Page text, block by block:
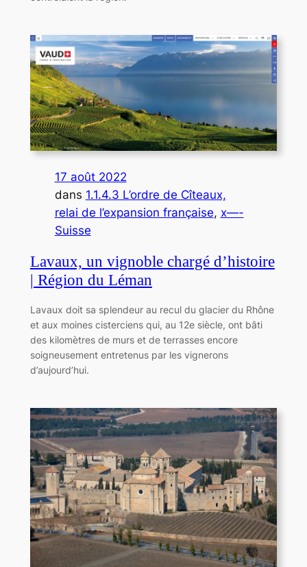
17 août 2022
dans 1.1.4.3 L’ordre de Cîteaux,
relai de l’expansion française, x—-
Suisse
Lavaux, un vignoble chargé d’histoire
| Région du Léman
Lavaux doit sa splendeur au recul du glacier du Rhône
et aux moines cisterciens qui, au 12e siècle, ont bâti
des kilomètres de murs et de terrasses encore
soigneusement entretenus par les vignerons
d’aujourd’hui.